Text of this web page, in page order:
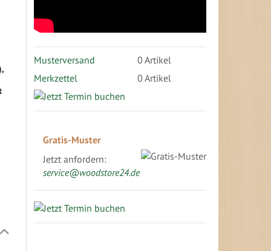
Musterversand 0 Artikel
Merkzettel
0 Artikel
Gratis-Muster
Jetzt anfordern:
service@woodstore24.de